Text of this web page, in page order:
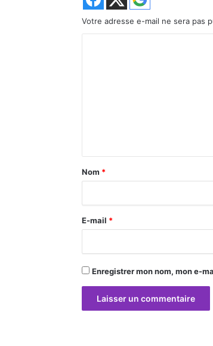
Votre adresse e-mail ne sera pas
a
r
e
Nom *
E-mail *
Enregistrer mon nom, mon e-